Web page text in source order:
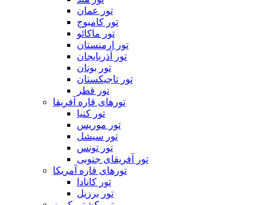
تور عمان
تور کامبوج
تور ماکائو
تور ارمنستان
تور آذربایجان
تور بوتان
تور تاجیکستان
تور قطر
تورهای قاره آفریقا
تور کنیا
تور موریس
تور سیشل
تور تونس
تور آفریقای جنوبی
تورهای قاره آمریکا
تور کانادا
تور برزیل